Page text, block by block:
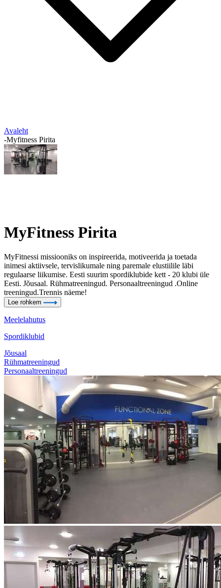
Avaleht
-Myfitness Pirita
MyFitness Pirita
MyFitnessi missiooniks on inspireerida, motiveerida ja toetada
inimesi aktiivsele, tervislikumale ning paremale elustiilile läbi
regulaarse liikumise. Eesti suurim spordiklubide kett - 20 klubi üle
Eesti. Jõusaal. Rühmatreeningud. Personaaltreeningud .Online
treeningud.Trennis näeme!
Loe rohkem
Meelelahutus
Spordiklubid
Jõusaal
Rühmatreeningud
Personaaltreeningud